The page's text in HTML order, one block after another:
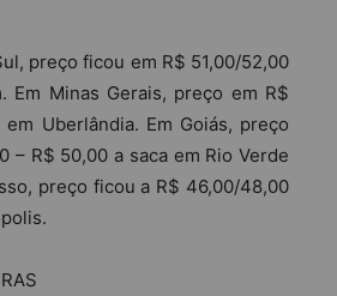
preço ficou em R$ 51,00/52,00
Em Minas Gerais, preço em R$
Uberlândia. Em Goiás, preço
– R$ 50,00 a saca em Rio Verde
preço ficou a R$ 46,00/48,00